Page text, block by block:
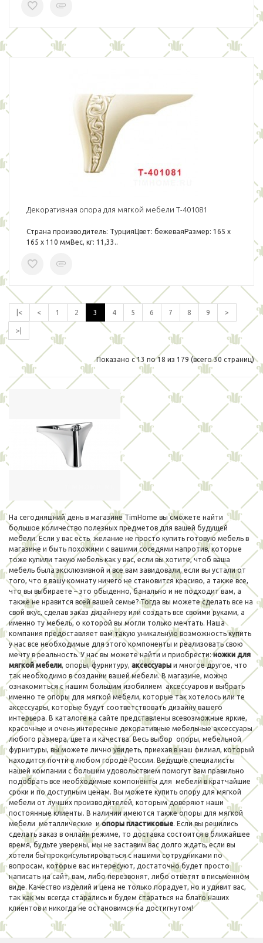
Декоративная опора для мягкой мебели T-401081
Страна производитель: ТурцияЦвет: бежеваяРазмер: 165 х
165 х 110 ммВес, кг: 11,33..
|< < 1 2 3 4 5 6 7 8 9 >
>|
Показано с 13 по 18 из 179 (всего 30 страниц)
На сегодняшний день в магазине TimHome вы сможете найти
большое количество полезных предметов для вашей будущей
мебели. Если у вас есть желание не просто купить готовую мебель в
магазине и быть похожими с вашими соседями напротив, которые
тоже купили такую мебель как у вас, если вы хотите, чтоб ваша
мебель была эксклюзивной и все вам завидовали, если вы устали от
того, что в вашу комнату ничего не становится красиво, а также все,
что вы выбираете – это обыденно, банально и не подходит вам, а
также не нравится всей вашей семье? Тогда вы можете сделать все на
свой вкус, сделав заказ дизайнеру или создать все своими руками, а
именно ту мебель, о которой вы могли только мечтать. Наша
компания предоставляет вам такую уникальную возможность купить
у нас все необходимые для этого компоненты и реализовать свою
мечту в реальность. У нас вы можете найти и приобрести:ножки для
мягкой мебели, опоры, фурнитуру, аксессуары и многое другое, что
так необходимо в создании вашей мебели. В магазине, можно
ознакомиться с нашим большим изобилием аксессуаров и выбрать
именно те опоры для мягкой мебели, которые так хотелось или те
аксессуары, которые будут соответствовать дизайну вашего
интерьера. В каталоге на сайте представлены всевозможные яркие,
красочные и очень интересные декоративные мебельные аксессуары
любого размера, цвета и качества. Весь выбор опоры, мебельной
фурнитуры, вы можете лично увидеть, приехав в наш филиал, который
находится почти в любом городе России. Ведущие специалисты
нашей компании с большим удовольствием помогут вам правильно
подобрать все необходимые компоненты для мебели в кратчайшие
сроки и по доступным ценам. Вы можете купить опору для мягкой
мебели от лучших производителей, которым доверяют наши
постоянные клиенты. В наличии имеются также опоры для мягкой
мебели металлические иопоры пластиковые. Если вы решились
сделать заказ в онлайн режиме, то доставка состоится в ближайшее
время, будьте уверены, мы не заставим вас долго ждать, если вы
хотели бы проконсультироваться с нашими сотрудниками по
вопросам, которые вас интересуют, достаточно будет просто
написать на сайт, вам, либо перезвонят, либо ответят в письменном
виде. Качество изделий и цена не только порадует, но и удивит вас,
так как мы всегда старались и будем стараться на благо наших
клиентов и никогда не остановимся на достигнутом!